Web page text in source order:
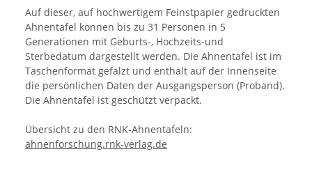
Auf dieser, auf hochwertigem Feinstpapier gedruckten
Ahnentafel können bis zu 31 Personen in 5
Generationen mit Geburts-, Hochzeits-und
Sterbedatum dargestellt werden. Die Ahnentafel ist im
Taschenformat gefalzt und enthält auf der Innenseite
die persönlichen Daten der Ausgangsperson (Proband).
Die Ahnentafel ist geschützt verpackt.
Übersicht zu den RNK-Ahnentafeln:
ahnenforschung.rnk-verlag.de